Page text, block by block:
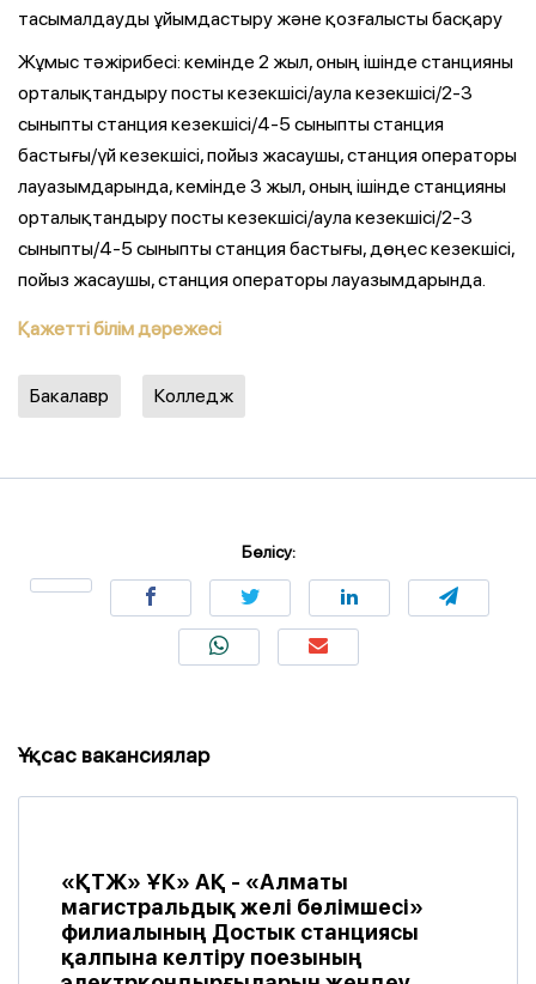
тасымалдауды ұйымдастыру және қозғалысты басқару
Жұмыс тәжірибесі: кемінде 2 жыл, оның ішінде станцияны
орталықтандыру посты кезекшісі/аула кезекшісі/2-3
сыныпты станция кезекшісі/4-5 сыныпты станция
бастығы/үй кезекшісі, пойыз жасаушы, станция операторы
лауазымдарында, кемінде 3 жыл, оның ішінде станцияны
орталықтандыру посты кезекшісі/аула кезекшісі/2-3
сыныпты/4-5 сыныпты станция бастығы, дөңес кезекшісі,
пойыз жасаушы, станция операторы лауазымдарында.
Қажетті білім дәрежесі
Бакалавр Колледж
Бөлісу:
Ұқсас вакансиялар
«ҚТЖ» ҰК» АҚ - «Алматы
магистральдық желі бөлімшесі»
филиалының Достык станциясы
қалпына келтіру поезының